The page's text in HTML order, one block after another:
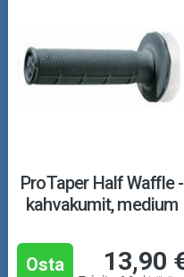
ProTaper Half Waffle -
kahvakumit, medium
Osta 13,90